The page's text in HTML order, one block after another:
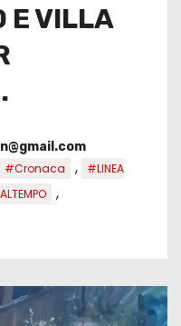
E VILLA
#Cronaca ,
#LINEA
,